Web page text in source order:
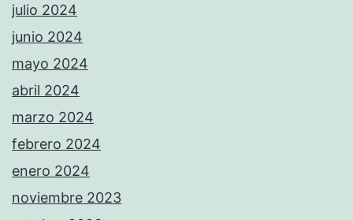
julio 2024
junio 2024
mayo 2024
abril 2024
marzo 2024
febrero 2024
enero 2024
noviembre 2023